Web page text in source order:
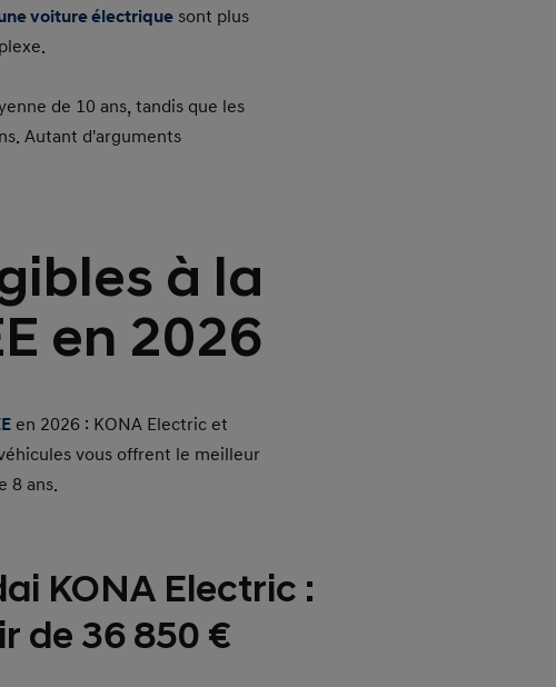
voiture électriquesont plus
de 10 ans, tandis que les
Autant d'arguments
à la
en 2026
en 2026 : KONA Electric et
vous offrent le meilleur
8 ans.
KONA Electric :
de 36 850 €